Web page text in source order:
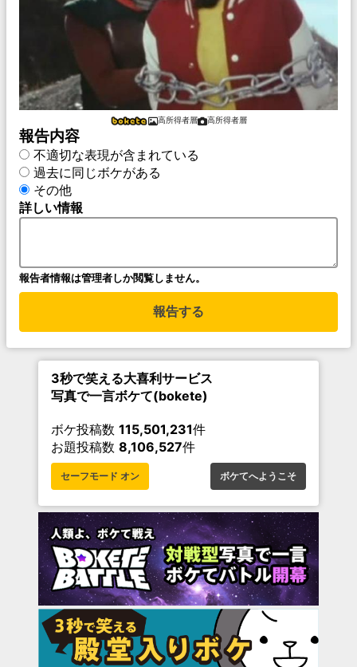
高所得者層 高所得者層
報告内容
不適切な表現が含まれている
過去に同じボケがある
その他
詳しい情報
報告者情報は管理者しか閲覧しません。
報告する
3秒で笑える大喜利サービス
写真で一言ボケて(bokete)
ボケ投稿数 115,501,231件
お題投稿数 8,106,527件
セーフモード オン ボケてへようこそ